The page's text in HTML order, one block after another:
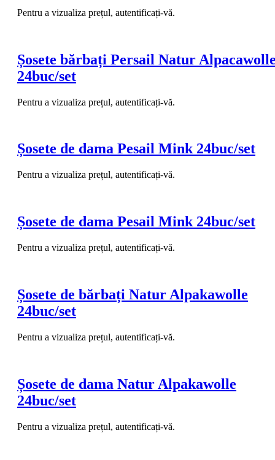
Pentru a vizualiza prețul, autentificați-vă.
Șosete bărbați Persail Natur
24buc/set
Pentru a vizualiza prețul, autentificați-vă.
Șosete de dama Pesail Mink 24buc/set
Pentru a vizualiza prețul, autentificați-vă.
Șosete de dama Pesail Mink 24buc/set
Pentru a vizualiza prețul, autentificați-vă.
Șosete de bărbați Natur Alpakawolle
24buc/set
Pentru a vizualiza prețul, autentificați-vă.
Șosete de dama Natur Alpakawolle
24buc/set
Pentru a vizualiza prețul, autentificați-vă.